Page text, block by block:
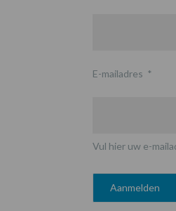
E-mailadres *
Vul hier uw e-